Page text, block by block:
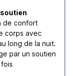
de confort
corps avec
long de la nuit.
par un soutien